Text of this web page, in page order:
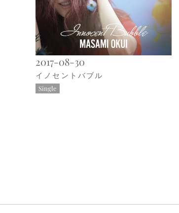
2017-08-30
イノセントバブル
Single